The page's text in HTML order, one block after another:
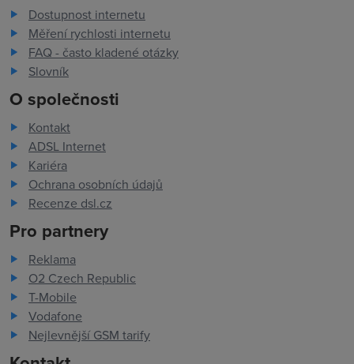
Dostupnost internetu
Měření rychlosti internetu
FAQ - často kladené otázky
Slovník
O společnosti
Kontakt
ADSL Internet
Kariéra
Ochrana osobních údajů
Recenze dsl.cz
Pro partnery
Reklama
O2 Czech Republic
T-Mobile
Vodafone
Nejlevnější GSM tarify